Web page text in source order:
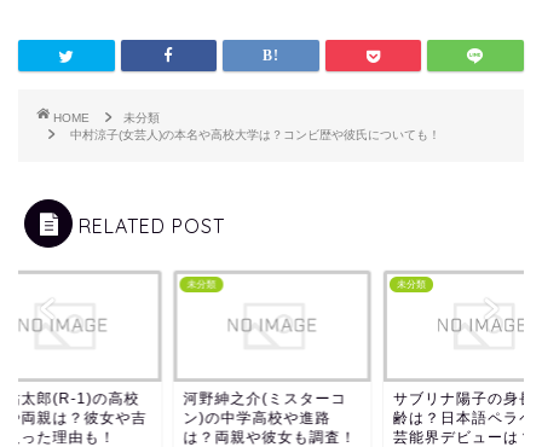
HOME
未分類
中村涼子(女芸人)の本名や高校大学は？コンビ歴や彼氏についても！
RELATED POST
祐太郎(R-1)の高校
や両親は？彼女や吉
入った理由も！
未分類
河野紳之介(ミスターコ
ン)の中学高校や進路
は？両親や彼女も調査！
未分類
サブリナ陽子の身長
齢は？日本語ペラペ
芸能界デビューは？